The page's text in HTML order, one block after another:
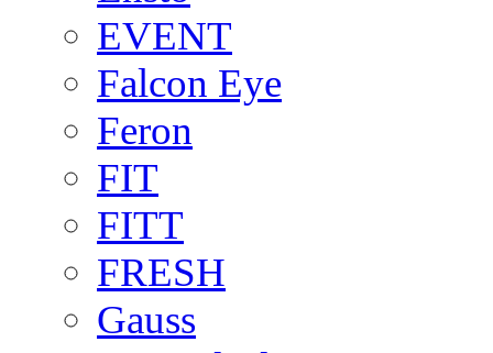
EVENT
Falcon Eye
Feron
FIT
FITT
FRESH
Gauss